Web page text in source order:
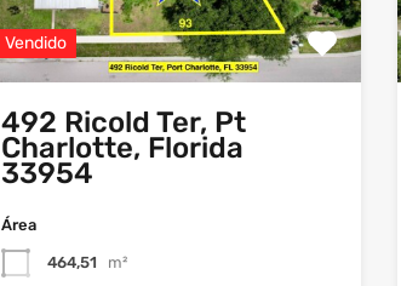
Vendido
492 Ricold Ter, Pt
Charlotte, Florida
33954
Área
464,51 m²